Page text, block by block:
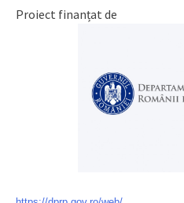
Proiect finanțat de